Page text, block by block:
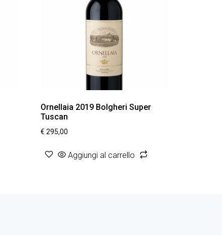
Ornellaia 2019 Bolgheri Super
Tuscan
€ 295,00
Aggiungi al carrello